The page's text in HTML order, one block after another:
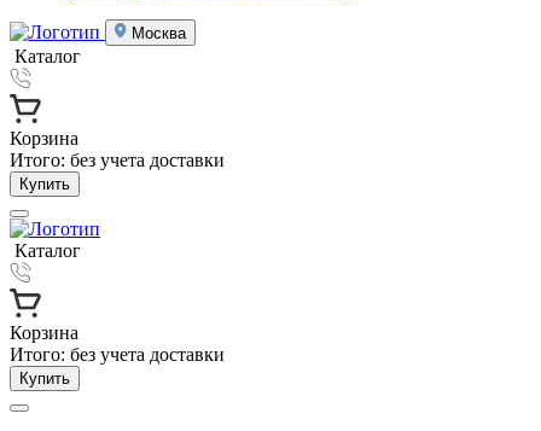
Москва
Каталог
Корзина
Итого: без учета доставки
Купить
Каталог
Корзина
Итого: без учета доставки
Купить